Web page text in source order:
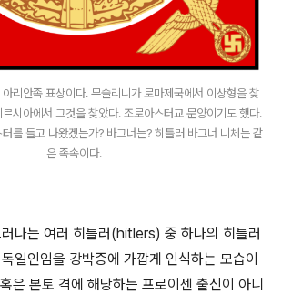
리안족 표상이다. 무솔리니가 로마제국에서 이상형을 찾
시아에서 그것을 찾았다. 조로아스터교 문양이기도 했다.
를 들고 나왔겠는가? 바그너는? 히틀러 바그너 니체는 같
은 족속이다.
나는 여러 히틀러(hitlers) 중 하나의 히틀러
일인임을 강박증에 가깝게 인식하는 모습이
은 본토 격에 해당하는 프로이센 출신이 아니